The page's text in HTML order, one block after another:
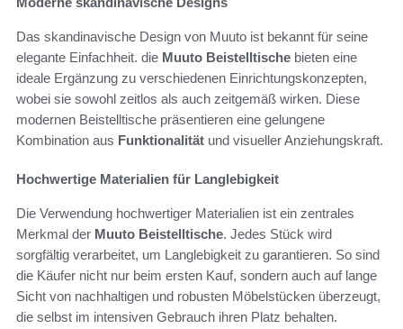
Das skandinavische Design von Muuto ist bekannt für seine
elegante Einfachheit. die Muuto Beistelltische bieten eine
ideale Ergänzung zu verschiedenen Einrichtungskonzepten,
wobei sie sowohl zeitlos als auch zeitgemäß wirken. Diese
modernen Beistelltische präsentieren eine gelungene
Kombination aus Funktionalität und visueller Anziehungskraft.
Hochwertige Materialien für Langlebigkeit
Die Verwendung hochwertiger Materialien ist ein zentrales
Merkmal der Muuto Beistelltische. Jedes Stück wird
sorgfältig verarbeitet, um Langlebigkeit zu garantieren. So sind
die Käufer nicht nur beim ersten Kauf, sondern auch auf lange
Sicht von nachhaltigen und robusten Möbelstücken überzeugt,
die selbst im intensiven Gebrauch ihren Platz behalten.